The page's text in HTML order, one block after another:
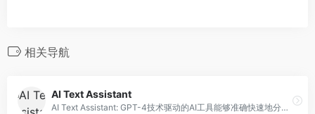
相关导航
AI Text Assistant
AI Text Assistant: GPT-4技术驱动的AI工具能够准确快速地分析和摘要大段文本。